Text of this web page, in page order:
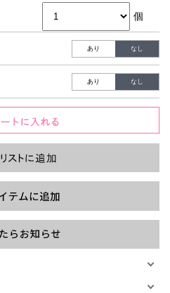
個
あり なし
あり なし